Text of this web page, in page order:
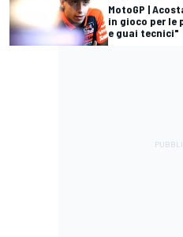
MotoGP |
in gioco per le
e guai tecnici"